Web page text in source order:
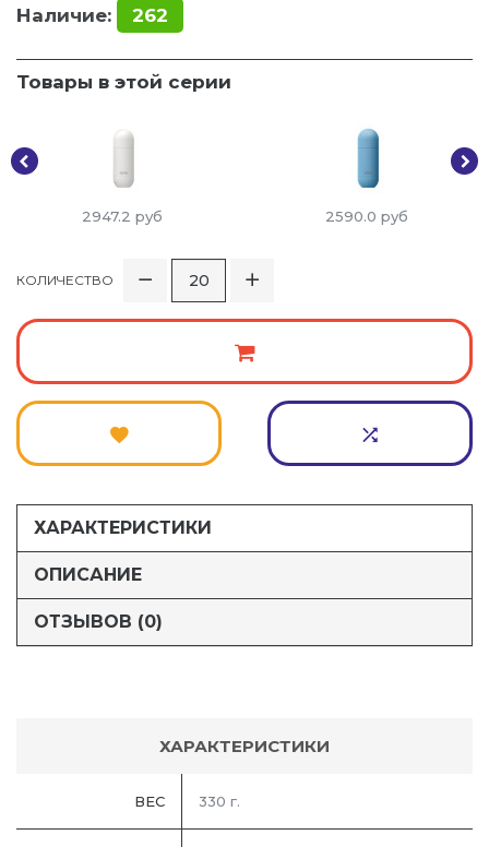
Наличие: 262
Товары в этой серии
2947.2 руб 2590.0 руб
КОЛИЧЕСТВО
ХАРАКТЕРИСТИКИ
ОПИСАНИЕ
ОТЗЫВОВ (0)
ХАРАКТЕРИСТИКИ
ВЕС 330 г.